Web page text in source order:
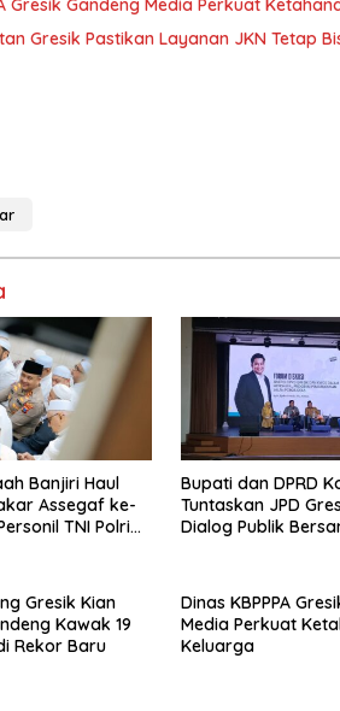
Gresik Gandeng Media Perkuat
Gresik Pastikan Layanan JKN Tetap
Banjiri Haul
Assegaf ke-
TNI Polri
Bupati dan DPRD
Tuntaskan JPD
Dialog Publik
Gresik Kian
Kawak 19
Rekor Baru
Dinas KBPPPA
Media Perkuat
Keluarga